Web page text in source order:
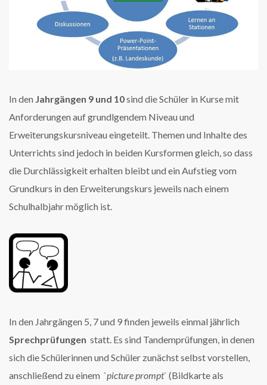
In den Jahrgängen 9 und 10sind die Schüler in Kurse mit
Anforderungen auf grundlgendem Niveau und
Erweiterungskursniveau eingeteilt. Themen und Inhalte des
Unterrichts sind jedoch in beiden Kursformen gleich, so dass
die Durchlässigkeit erhalten bleibt und ein Aufstieg vom
Grundkurs in den Erweiterungskurs jeweils nach einem
Schulhalbjahr möglich ist.
In den Jahrgängen 5, 7 und 9 finden jeweils einmal jährlich
Sprechprüfungen statt. Es sind Tandemprüfungen, in denen
sich die Schülerinnen und Schüler zunächst selbst vorstellen,
anschließend zu einem `picture prompt` (Bildkarte als